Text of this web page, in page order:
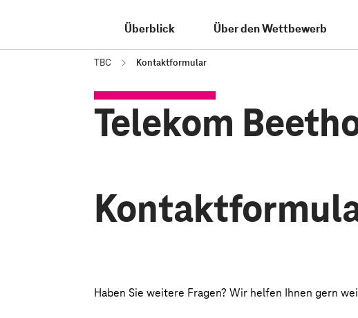
Überblick Über den Wettbewerb
TBC Kontaktformular
Telekom
Haben Sie weitere Fragen? Wir helfen Ihnen gern